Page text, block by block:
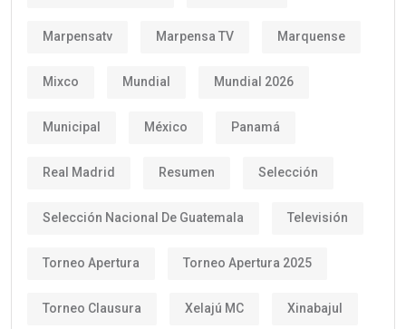
Marpensatv Marpensa TV Marquense
Mixco Mundial Mundial 2026
Municipal México Panamá
Real Madrid Resumen Selección
Selección Nacional De Guatemala Televisión
Torneo Apertura Torneo Apertura 2025
Torneo Clausura Xelajú MC Xinabajul